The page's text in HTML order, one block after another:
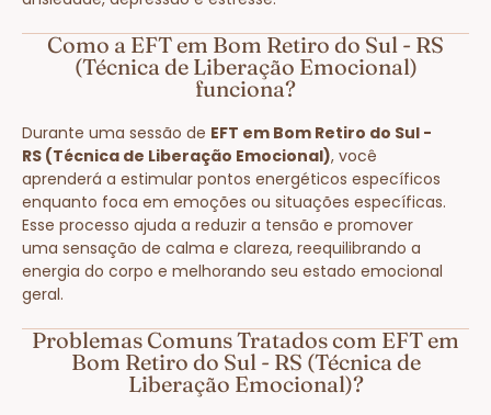
Como a EFT em Bom Retiro do Sul - RS
(Técnica de Liberação Emocional)
funciona?
Durante uma sessão de EFT em Bom Retiro do Sul -
RS (Técnica de Liberação Emocional), você
aprenderá a estimular pontos energéticos específicos
enquanto foca em emoções ou situações específicas.
Esse processo ajuda a reduzir a tensão e promover
uma sensação de calma e clareza, reequilibrando a
energia do corpo e melhorando seu estado emocional
geral.
Problemas Comuns Tratados com EFT em
Bom Retiro do Sul - RS (Técnica de
Liberação Emocional)?